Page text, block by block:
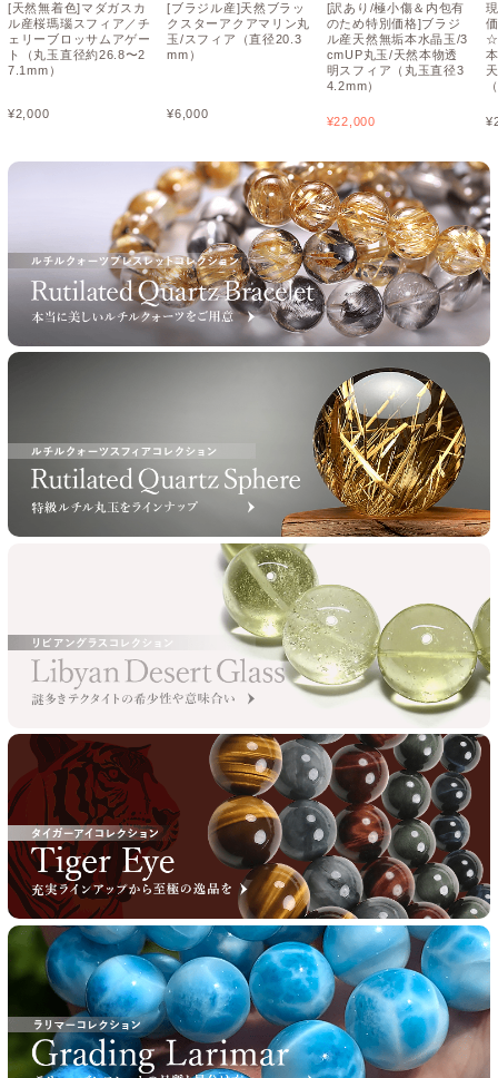
[天然無着色]マダガスカ
ル産桜瑪瑙スフィア／チ
ェリーブロッサムアゲー
ト（丸玉直径約26.8〜2
7.1mm）
¥2,000
[ブラジル産]天然ブラッ
クスターアクアマリン丸
玉/スフィア（直径20.3
mm）
¥6,000
[訳あり/極小傷＆内包有
のため特別価格]ブラジ
ル産天然無垢本水晶玉/3
cmUP丸玉/天然本物透
明スフィア（丸玉直径3
4.2mm）
¥22,000 ¥